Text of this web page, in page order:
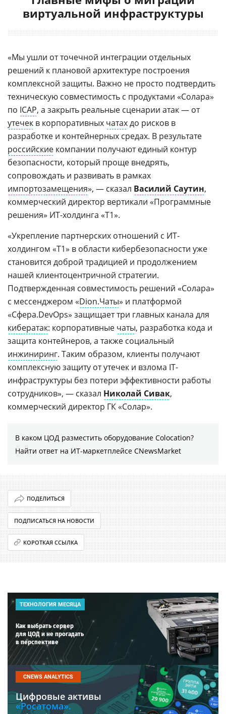
виртуальной инфраструктуры
«Мы ушли от точечной интеграции отдельных
решений к плановой архитектуре построения
комплексной защиты. Важно не просто подтвердить
техническую совместимость с продуктами «Солара»
по ICAP, а закрыть реальные сценарии атак — от
утечек в корпоративных чатахдо рисков в
разработке и контейнерных средах. В результате
российские компании получают единый контур
безопасности, который проще внедрять,
сопровождать и развивать в рамках
импортозамещения», — сказал Василий Саутин,
коммерческий директор вертикали «Программные
решения» ИТ-холдинга «Т1».
«Укрепление партнерских отношений с ИТ-
холдингом «Т1» в области кибербезопасности уже
становится доброй традицией и продолжением
нашей клиентоцентричной стратегии.
Подтвержденная совместимость решений «Солара»
с мессенджером «Dion.Чаты» и платформой
«Сфера.DevOps» защищает три главных канала для
кибератак: корпоративные чаты, разработка кода и
защита контейнеров, а также социальный
инжиниринг. Таким образом, клиенты получают
комплексную защиту от утечек и взлома IT-
инфраструктуры без потери эффективности работы
сотрудников», — сказал Николай Сивак,
коммерческий директор ГК «Солар».
В каком ЦОД разместить оборудование Colocation?
Найти ответ на ИТ-маркетплейсе CNewsMarket
ПОДЕЛИТЬСЯ
ПОДПИСАТЬСЯ НА НОВОСТИ
КОРОТКАЯ ССЫЛКА
ТЕХНОЛОГИЯ МЕСЯЦА
Как выбрать сервер
для ЦОД и не прогадать
в перспективе
CNEWS ANALYTICS
Цифровые активы
«Росатома».